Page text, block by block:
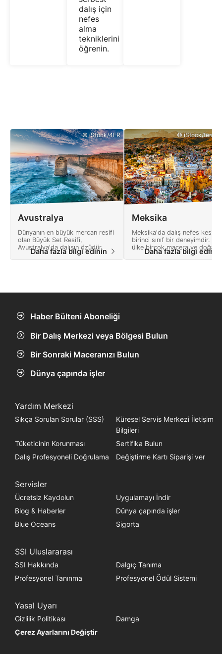
dalış için
nefes
alma
tekniklerini
öğrenin.
© iStock/4FR
Avustralya
Dünyanın en büyük mercan resifi
olan Büyük Set Resifi,
Avustralya'da dalışın özüdür.
Daha fazla bilgi edinin
© iStock/
Meksika
Meksika'da dalış nefes kesici,
birinci sınıf bir deneyimdir. Bu
ülke birçok macera ve doğa
harikaları dolu bir manzara
sunmaktadır.
Daha fazla bilgi
Haber Bülteni Aboneliği
Bir Dalış Merkezi veya Bölgesi Bulun
Bir Sonraki Maceranızı Bulun
Dünya çapında işler
Yardım Merkezi
Sıkça Sorulan Sorular (SSS)
Küresel Servis Merkezi İletişim
Bilgileri
Tüketicinin Korunması
Sertifika Bulun
Dalış Profesyoneli Doğrulama
Değiştirme Kartı Siparişi ver
Servisler
Ücretsiz Kaydolun
Uygulamayı İndir
Blog & Haberler
Dünya çapında işler
Blue Oceans
Sigorta
SSI Uluslararası
SSI Hakkında
Dalgıç Tanıma
Profesyonel Tanınma
Profesyonel Ödül Sistemi
Yasal Uyarı
Gizlilik Politikası
Damga
Çerez Ayarlarını Değiştir